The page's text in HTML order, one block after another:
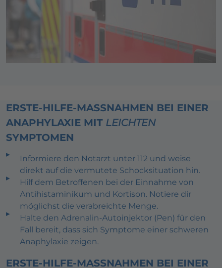
ERSTE-HILFE-MASSNAHMEN BEI EINER A
NAPHYLAXIE MIT LEICHTEN
SYMPTOMEN
Informiere den Notarzt unter 112 und weise
direkt auf die vermutete Schocksituation hin.
Hilf dem Betroffenen bei der Einnahme von
Antihistaminikum und Kortison. Notiere dir
möglichst die verabreichte Menge.
Halte den Adrenalin-Autoinjektor (Pen) für den
Fall bereit, dass sich Symptome einer schweren
Anaphylaxie zeigen.
ERSTE-HILFE-MASSNAHMEN BEI EINER